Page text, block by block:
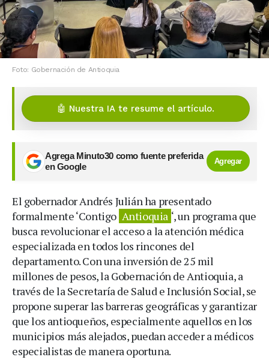
Foto: Gobernación de Antioquia
🤖 Nuestra IA te resume el artículo.
Agrega Minuto30 como fuente preferida
en Google
Agregar
El gobernador Andrés Julián ha presentado
formalmente ‘Contigo Antioquia ‘, un programa que
busca revolucionar el acceso a la atención médica
especializada en todos los rincones del
departamento. Con una inversión de 25 mil
millones de pesos, la Gobernación de Antioquia, a
través de la Secretaría de Salud e Inclusión Social, se
propone superar las barreras geográficas y garantizar
que los antioqueños, especialmente aquellos en los
municipios más alejados, puedan acceder a médicos
especialistas de manera oportuna.